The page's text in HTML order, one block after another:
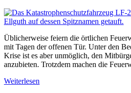
Üblicherweise feiern die örtlichen
mit Tagen der offenen Tür. Unter den
Krise ist es aber unmöglich, den
anzubieten. Trotzdem machen die
Weiterlesen